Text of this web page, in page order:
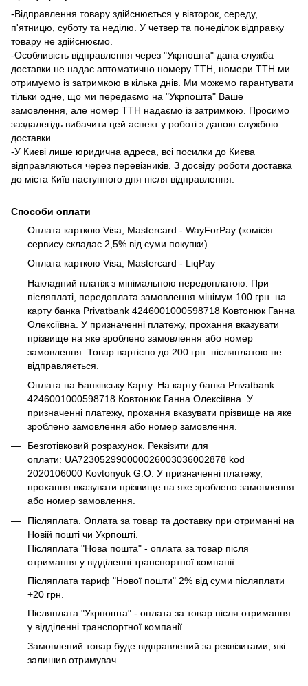
-Відправлення товару здійснюється у вівторок, середу,
п'ятницю, суботу та неділю. У четвер та понеділок відправку
товару не здійснюємо.
-Особливість відправлення через "Укрпошта" дана служба
доставки не надає автоматично номеру ТТН, номери ТТН ми
отримуємо із затримкою в кілька днів. Ми можемо гарантувати
тільки одне, що ми передаємо на "Укрпошта" Ваше
замовлення, але номер ТТН надаємо із затримкою. Просимо
заздалегідь вибачити цей аспект у роботі з даною службою
доставки
-У Києві лише юридична адреса, всі посилки до Києва
відправляються через перевізників. З досвіду роботи доставка
до міста Київ наступного дня після відправлення.
Способи оплати
Оплата карткою Visa, Mastercard - WayForPay (комісія
сервису складає 2,5% від суми покупки)
Оплата карткою Visa, Mastercard - LiqPay
Накладний платіж з мінімальною передоплатою: При
післяплаті, передоплата замовлення мінімум 100 грн. на
карту банка Privatbank 4246001000598718 Ковтонюк Ганна
Олексіївна. У призначенні платежу, прохання вказувати
прізвище на яке зроблено замовлення або номер
замовлення. Товар вартістю до 200 грн. післяплатою не
відправляється.
Оплата на Банківську Карту. На карту банка Privatbank
4246001000598718 Ковтонюк Ганна Олексіївна. У
призначенні платежу, прохання вказувати прізвище на яке
зроблено замовлення або номер замовлення.
Безготівковий розрахунок. Реквізити для
оплати: UA723052990000026003036002878 kod
2020106000 Kovtonyuk G.O. У призначенні платежу,
прохання вказувати прізвище на яке зроблено замовлення
або номер замовлення.
Післяплата. Оплата за товар та доставку при отриманні на
Новій пошті чи Укрпошті.
Післяплата "Нова пошта" - оплата за товар після
отримання у відділенні транспортної компанії
Післяплата тариф "Нової пошти" 2% від суми післяплати
+20 грн.
Післяплата "Укрпошта" - оплата за товар після отримання
у відділенні транспортної компанії
Замовлений товар буде відправлений за реквізитами, які
залишив отримувач